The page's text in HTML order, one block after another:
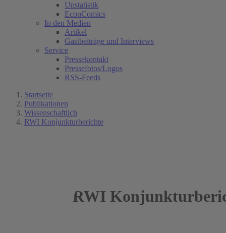
Unstatistik
EconComics
In den Medien
Artikel
Gastbeiträge und Interviews
Service
Pressekontakt
Pressefotos/Logos
RSS-Feeds
Startseite
Publikationen
Wissenschaftlich
RWI Konjunkturberichte
RWI